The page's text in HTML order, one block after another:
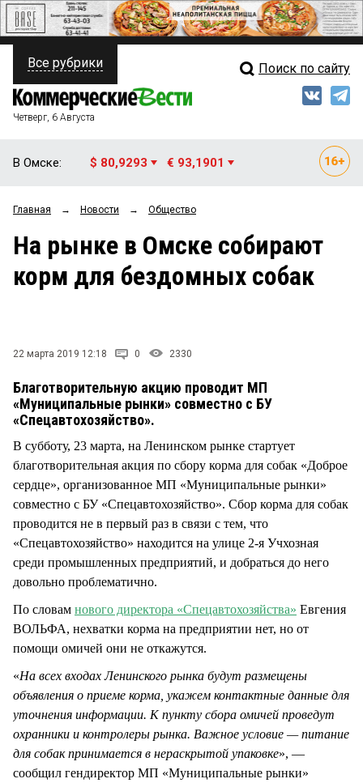
ПОЛИТИКА
ФИНАНСЫ
ОБЩЕСТВО
ЗАКОН
НОВОСТИ КОМПАНИЙ
СТИЛЬ ЖИЗНИ
Свежий выпуск
Рейтинги
Блоги
Все рубрики Поиск по сайту
Четверг, 6 Августа
В Омске: $ 80,9293 € 93,1901
Главная → Новости → Общество
На рынке в Омске собирают
корм для бездомных собак
22 марта 2019 12:18 0 2330
Благотворительную акцию проводит МП
«Муниципальные рынки» совместно с БУ
«Спецавтохозяйство».
В субботу, 23 марта, на Ленинском рынке стартует
благотворительная акция по сбору корма для собак «Доброе
сердце», организованное МП «Муниципальные рынки»
совместно с БУ «Спецавтохозяйство». Сбор корма для собак
проводится не в первый раз в связи с тем, что
«Спецавтохозяйство» находится на улице 2-я Учхозная
среди промышленных предприятий, и добраться до него
довольно проблематично.
По словам нового директора «Спецавтохозяйства» Евгения
ВОЛЬФА, нехватки корма на предприятии нет, но от
помощи омичей они не откажутся.
«На всех входах Ленинского рынка будут размещены
объявления о приеме корма, укажем контактные данные для
уточнения информации. К пункту сбора омичей проведут
охранники и контролеры рынка. Важное условие — питание
для собак принимается в нераскрытой упаковке», —
сообщил гендиректор МП «Муниципальные рынки»